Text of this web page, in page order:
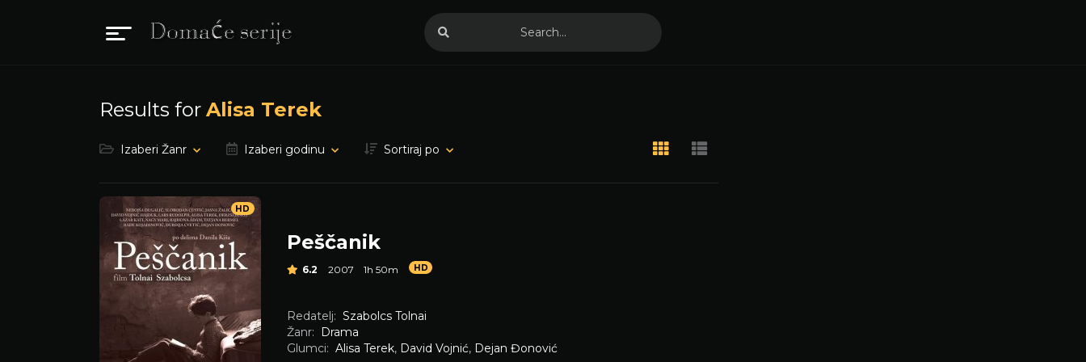
Results for Alisa Terek
Izaberi Žanr Izaberi godinu Sortiraj po
HD
Peščanik
6.2 2007 1h 50m HD
Redatelj: Szabolcs Tolnai
Žanr:
Drama
Glumci: Alisa Terek, David Vojnić, Dejan Đonović